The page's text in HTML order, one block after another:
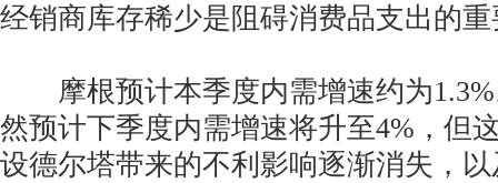
经销商库存稀少是阻碍消费品支出的
摩根预计本季度内需增速约为1.3%
然预计下季度内需增速将升至4%，但
设德尔塔带来的不利影响逐渐消失，